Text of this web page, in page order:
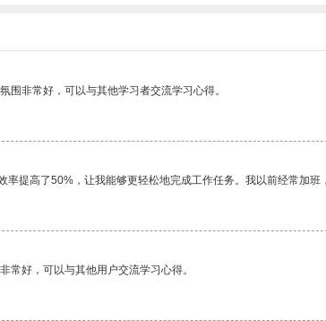
围非常好，可以与其他学习者交流学习心得。
率提高了50%，让我能够更轻松地完成工作任务。我以前经常加
常好，可以与其他用户交流学习心得。